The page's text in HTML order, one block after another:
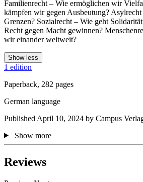
Familienrecht – Wie ermöglichen wir
kämpfen wir gegen Ausbeutung?
Grenzen? Sozialrecht – Wie geht
Recht gegen Macht gewinnen?
wir einander weltweit?
Show less
1 edition
Paperback, 282 pages
German language
Published April 10, 2024 by Campus
Show more
Reviews